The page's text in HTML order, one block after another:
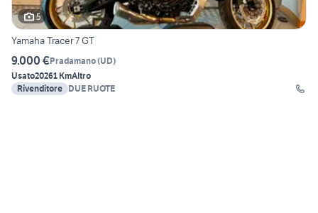
5
Yamaha Tracer 7 GT
9.000 €Pradamano(UD)
Usato20261 KmAltro
Rivenditore DUE RUOTE